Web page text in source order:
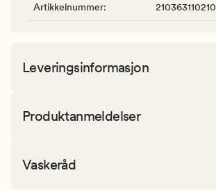
Artikkelnummer: 210363110210
Leveringsinformasjon
Produktanmeldelser
Vaskeråd